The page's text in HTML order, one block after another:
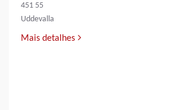
451 55
Uddevalla
Mais detalhes